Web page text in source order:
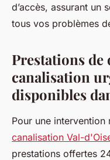
d’accès, assurant un
tous vos problèmes
Prestations de
canalisation
disponibles
Pour une
canalisation Val-
prestations offertes